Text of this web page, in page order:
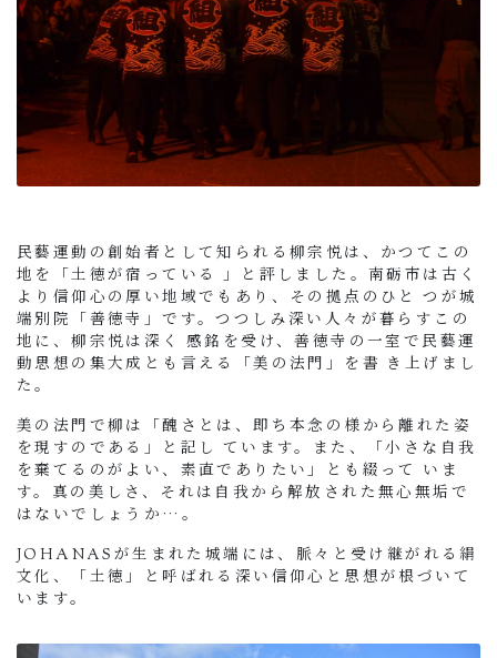
民藝運動の創始者として知られる柳宗悦は、かつてこの
地を「土徳が宿っている 」と評しました。南砺市は古く
より信仰心の厚い地域でもあり、その拠点のひと つが城
端別院「善徳寺」です。つつしみ深い人々が暮らすこの
地に、柳宗悦は深く 感銘を受け、善徳寺の一室で民藝運
動思想の集大成とも言える「美の法門」を書 き上げまし
た。
美の法門で柳は「醜さとは、即ち本念の様から離れた姿
を現すのである」と記し ています。また、「小さな自我
を棄てるのがよい、素直でありたい」とも綴って いま
す。真の美しさ、それは自我から解放された無心無垢で
はないでしょうか…。
JOHANASが生まれた城端には、脈々と受け継がれる絹
文化、「土徳」と呼ばれる深い信仰心と思想が根づいて
います。